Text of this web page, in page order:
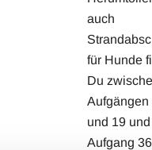
auch
für Hunde
Du
Aufgängen
und 19
Aufgang